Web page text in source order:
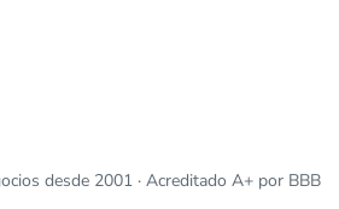
desde 2001 · Acreditado A+ por BBB